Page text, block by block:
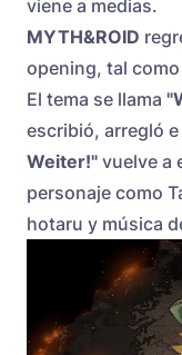
viene a medias.
MYTH&ROID
opening, tal
El tema se llama
escribió, arregló
Weiter!" vuelve a
personaje como
hotaru y música